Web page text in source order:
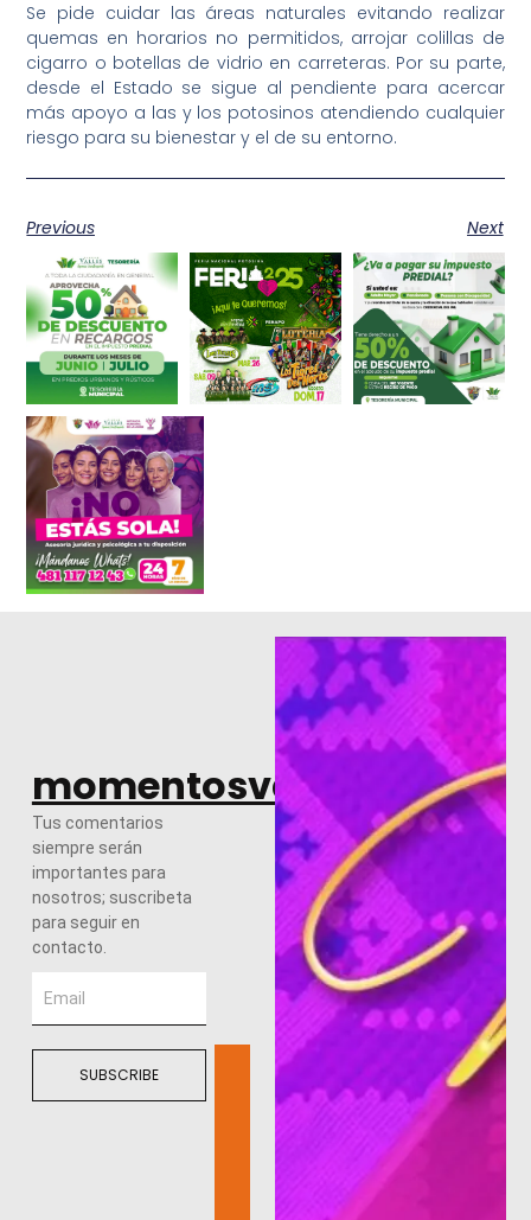
Se pide cuidar las áreas naturales evitando realizar
quemas en horarios no permitidos, arrojar colillas de
cigarro o botellas de vidrio en carreteras. Por su parte,
desde el Estado se sigue al pendiente para acercar
más apoyo a las y los potosinos atendiendo cualquier
riesgo para su bienestar y el de su entorno.
Previous Next
momentosvalles.com
Tus comentarios
siempre serán
importantes para
nosotros; suscribeta
para seguir en
contacto.
SUBSCRIBE